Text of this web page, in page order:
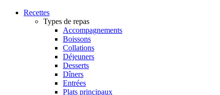
Recettes
Types de repas
Accompagnements
Boissons
Collations
Déjeuners
Desserts
Dîners
Entrées
Plats principaux